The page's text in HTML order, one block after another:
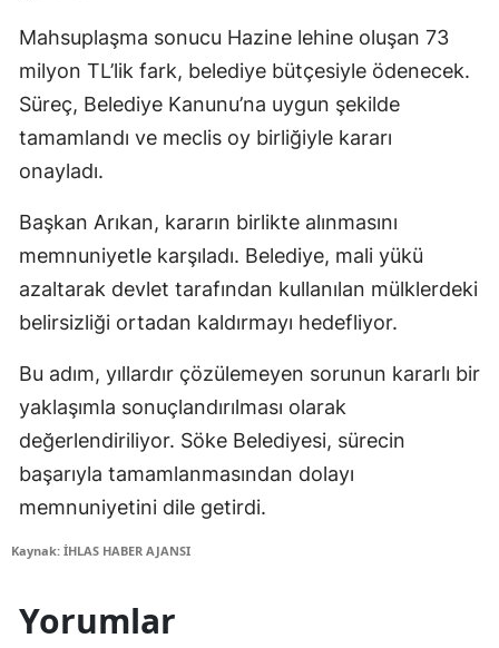
Mahsuplaşma sonucu Hazine lehine oluşan 73
milyon TL’lik fark, belediye bütçesiyle ödenecek.
Süreç, Belediye Kanunu’na uygun şekilde
tamamlandı ve meclis oy birliğiyle kararı
onayladı.
Başkan Arıkan, kararın birlikte alınmasını
memnuniyetle karşıladı. Belediye, mali yükü
azaltarak devlet tarafından kullanılan mülklerdeki
belirsizliği ortadan kaldırmayı hedefliyor.
Bu adım, yıllardır çözülemeyen sorunun kararlı bir
yaklaşımla sonuçlandırılması olarak
değerlendiriliyor. Söke Belediyesi, sürecin
başarıyla tamamlanmasından dolayı
memnuniyetini dile getirdi.
Kaynak: İHLAS HABER AJANSI
Yorumlar